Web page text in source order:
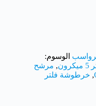
الوسوم:
, مرشح
, خرطوشة فلتر